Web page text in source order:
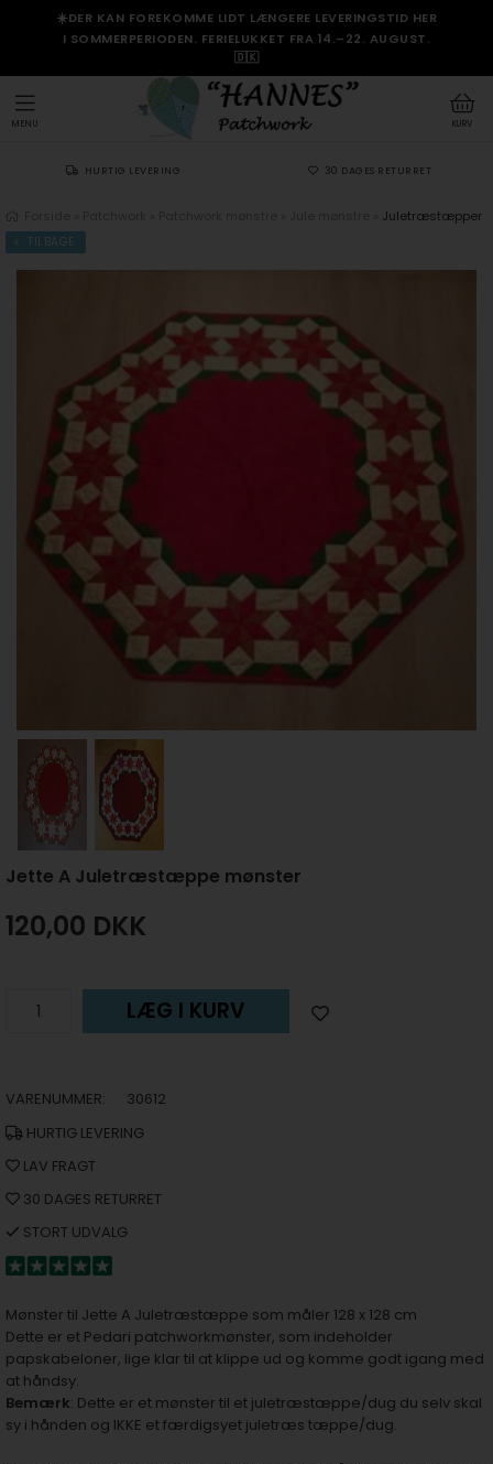
☀️DER KAN FOREKOMME LIDT LÆNGERE LEVERINGSTID HER
I SOMMERPERIODEN. FERIELUKKET FRA 14.–22. AUGUST.
🇩🇰
KURV
MENU
HURTIG LEVERING 30 DAGES RETURRET
Juletræstæpper
TILBAGE
Jette A Juletræstæppe mønster
120,00 DKK
LÆG I KURV
VARENUMMER:
30612
HURTIG LEVERING
LAV FRAGT
30 DAGES RETURRET
STORT UDVALG
Mønster til Jette A Juletræstæppe som måler 128 x 128 cm
Dette er et Pedari patchworkmønster, som indeholder
papskabeloner, lige klar til at klippe ud og komme godt igang med
at håndsy.
Bemærk: Dette er et mønster til et juletræstæppe/dug du selv skal
sy i hånden og IKKE et færdigsyet juletræs tæppe/dug.